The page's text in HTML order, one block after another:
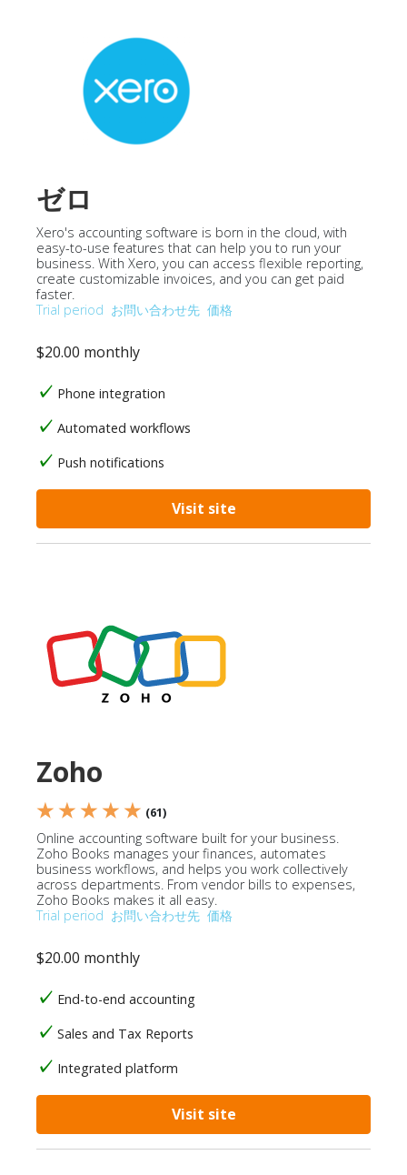
ゼロ
Xero's accounting software is born in the cloud, with
easy-to-use features that can help you to run your
business. With Xero, you can access flexible reporting,
create customizable invoices, and you can get paid
faster.
Trial period お問い合わせ先 価格
$20.00 monthly
Phone integration
Automated workflows
Push notifications
Visit site
Zoho
★ ★ ★ ★ ★ (61)
Online accounting software built for your business.
Zoho Books manages your finances, automates
business workflows, and helps you work collectively
across departments. From vendor bills to expenses,
Zoho Books makes it all easy.
Trial period お問い合わせ先 価格
$20.00 monthly
End-to-end accounting
Sales and Tax Reports
Integrated platform
Visit site